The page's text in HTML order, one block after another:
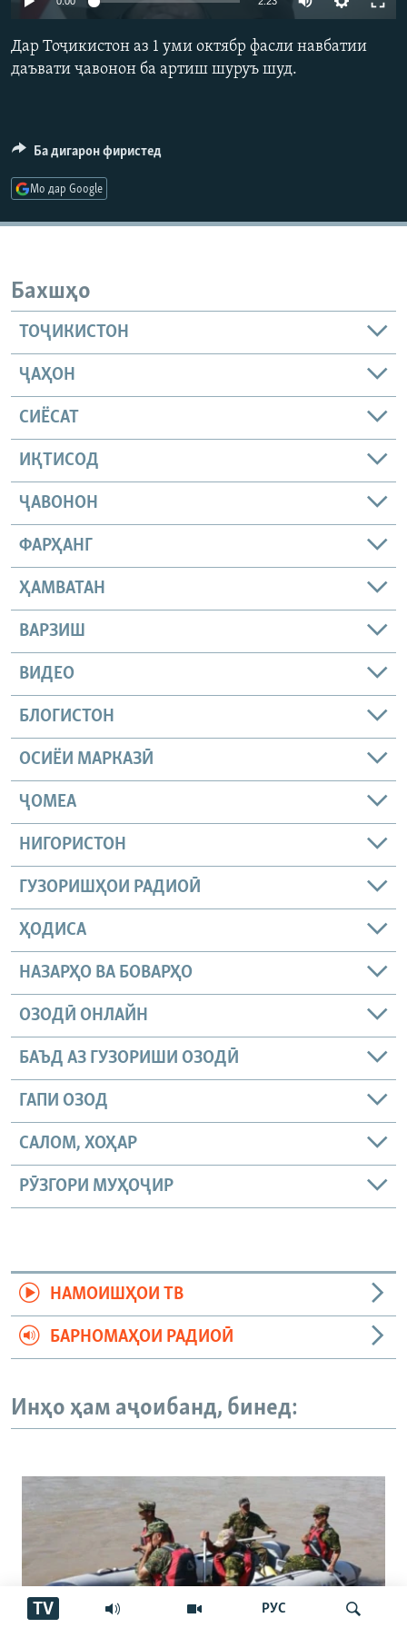
ГУЗОРИШҲОИ РАДИОӢ
ПАЙГИРӢ КУНЕД
Ҳамаи сомонаҳои RFE/RL
РУС
TV
Дар Тоҷикистон аз 1 уми октябр фасли навбатии
даъвати ҷавонон ба артиш шуруъ шуд.
Ба дигарон фиристед
Мо дар Google
Бахшҳо
ТОҶИКИСТОН
ҶАҲОН
СИЁСАТ
ИҚТИСОД
ҶАВОНОН
ФАРҲАНГ
ҲАМВАТАН
ВАРЗИШ
ВИДЕО
БЛОГИСТОН
ОСИЁИ МАРКАЗӢ
ҶОМEА
НИГОРИСТОН
ГУЗОРИШҲОИ РАДИОӢ
ҲОДИСА
НАЗАРҲО ВА БОВАРҲО
ОЗОДӢ ОНЛАЙН
БАЪД АЗ ГУЗОРИШИ ОЗОДӢ
ГАПИ ОЗОД
САЛОМ, ХОҲАР
РӮЗГОРИ МУҲОҶИР
НАМОИШҲОИ ТВ
БАРНОМАҲОИ РАДИОӢ
Инҳо ҳам аҷоибанд, бинед: